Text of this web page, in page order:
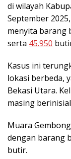
di wilayah
September
menyita barang
serta 45.950
Kasus ini
lokasi berbeda,
Bekasi Utara.
masing berinisial
Muara
dengan barang
butir.